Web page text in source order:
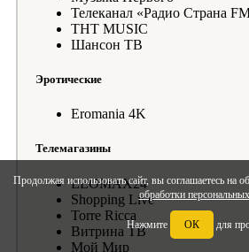
Продолжая использовать сайт, вы соглашаетесь на
обработки
Нажмите ОК для
Телеканал «Радио Страна
ТНТ MUSIC
Шансон ТВ
Эротические
Eromania 4K
Телемагазины
LEOMAX24
Shopping Live
Torre Ricca
Витрина ТВ
Мой Мир